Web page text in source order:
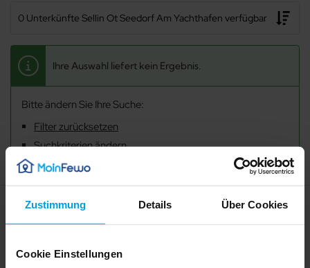
Zustimmung Details Über Cookies
Cookie Einstellungen
0 Unterkünfte Sellin Ot Seedorf Am Yachthafen verfügbar
Ihre Auswahl liefert kein Ergebnis.
Bitte ändern Sie Ihre Suche:
Filter zurücksetzen
Suchkriterien ändern
Unterkünfte für Ihren Urlaub Sellin Ot Seedorf Am
Yachthafen
Altefähr